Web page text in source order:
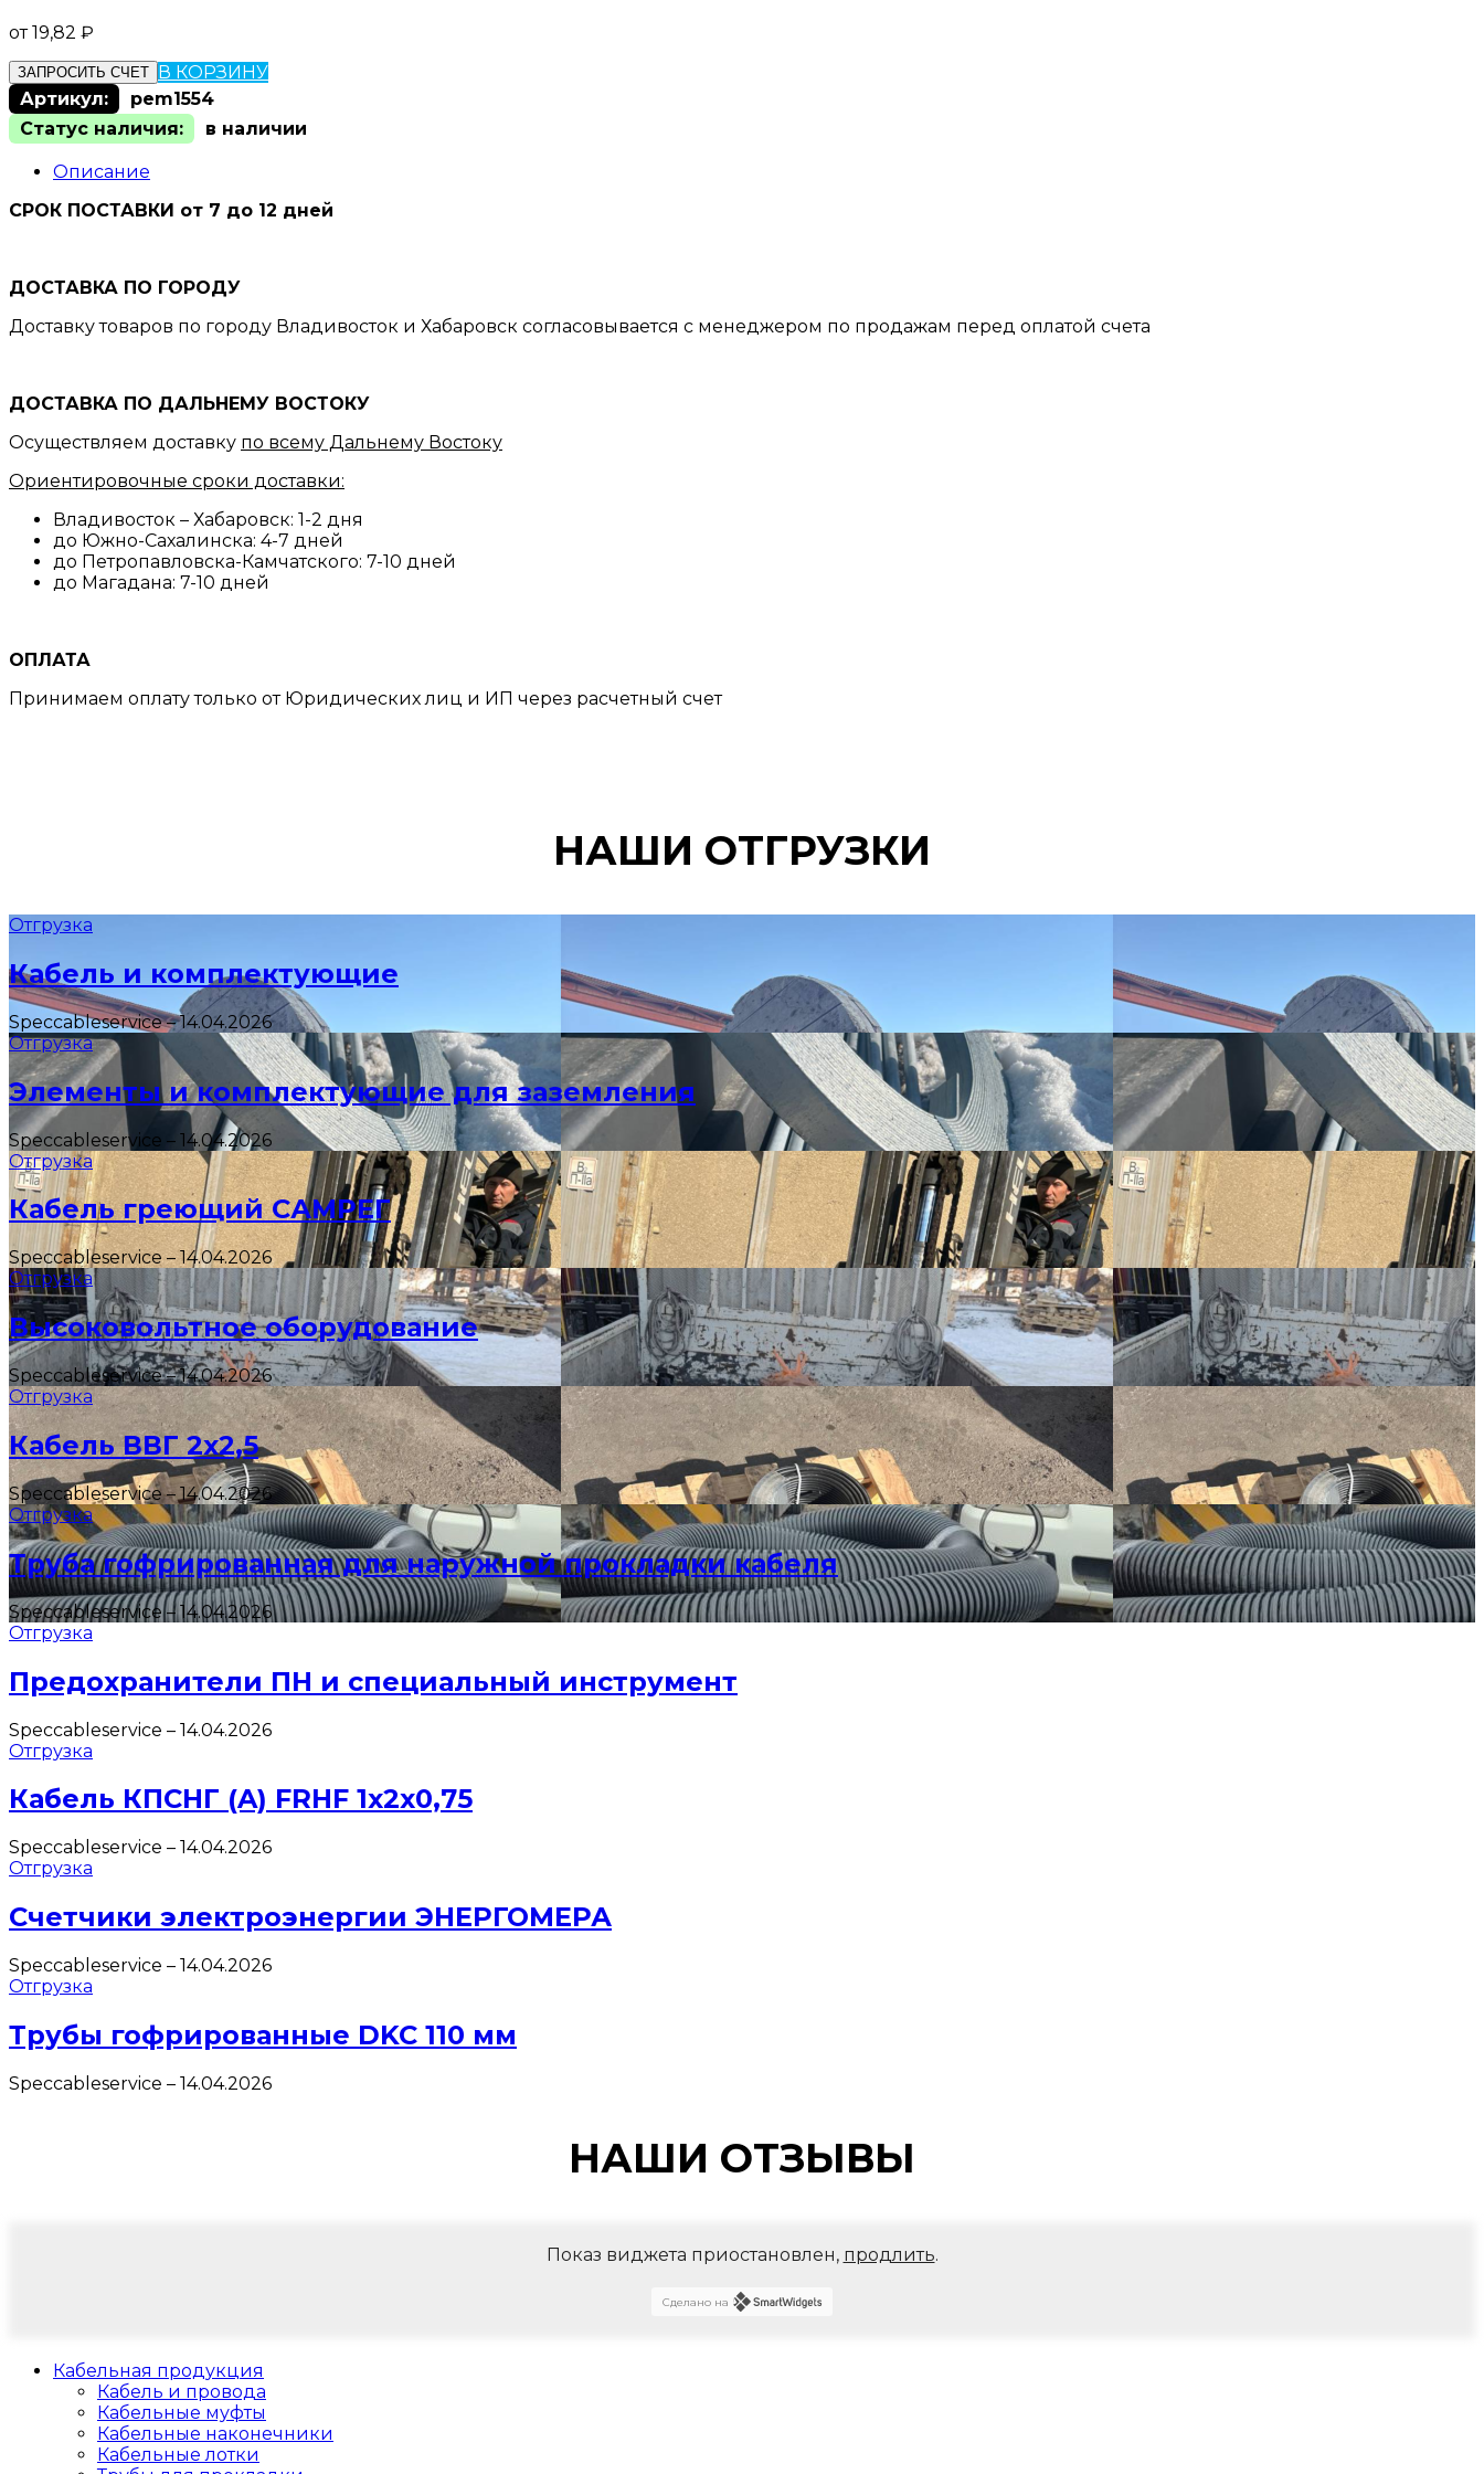
от19,82 ₽
ЗАПРОСИТЬ СЧЕТ В КОРЗИНУ
Артикул:
pem1554
Статус наличия:
в наличии
Описание
СРОК ПОСТАВКИ от 7 до 12 дней
ДОСТАВКА ПО ГОРОДУ
Доставку товаров по городу Владивосток и Хабаровск согласовывается с менеджером по продажам перед оплатой счета
ДОСТАВКА ПО ДАЛЬНЕМУ ВОСТОКУ
Осуществляем доставку по всему Дальнему Востоку
Ориентировочные сроки доставки:
Владивосток – Хабаровск: 1-2 дня
до Южно-Сахалинска: 4-7 дней
до Петропавловска-Камчатского: 7-10 дней
до Магадана: 7-10 дней
ОПЛАТА
Принимаем оплату только от Юридических лиц и ИП через расчетный счет
НАШИ ОТГРУЗКИ
Отгрузка
Кабель и комплектующие
Speccableservice–14.04.2026
Отгрузка
Элементы и комплектующие для заземления
Speccableservice – 14.04.2026
Отгрузка
Кабель греющий САМРЕГ
Speccableservice–14.04.2026
Отгрузка
Высоковольтное оборудование
Speccableservice–14.04.2026
Отгрузка
Кабель ВВГ 2х2,5
Speccableservice–14.04.2026
Отгрузка
Труба гофрированная для наружной прокладки кабеля
Speccableservice–14.04.2026
Отгрузка
Предохранители ПН и специальный инструмент
Speccableservice – 14.04.2026
Отгрузка
Кабель КПСНГ (A) FRHF 1х2х0,75
Speccableservice – 14.04.2026
Отгрузка
Счетчики электроэнергии ЭНЕРГОМЕРА
Speccableservice – 14.04.2026
Отгрузка
Трубы гофрированные DKC 110 мм
Speccableservice – 14.04.2026
НАШИ ОТЗЫВЫ
Показ виджета приостановлен, продлить.
Сделано на
Кабельная продукция
Кабель и провода
Кабельные муфты
Кабельные наконечники
Кабельные лотки